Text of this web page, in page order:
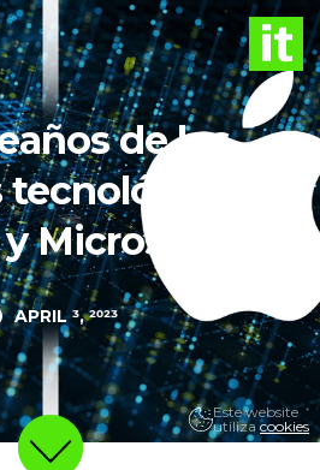
de los
Microsoft
APRIL 3, 2023
Este website
utilizacookies